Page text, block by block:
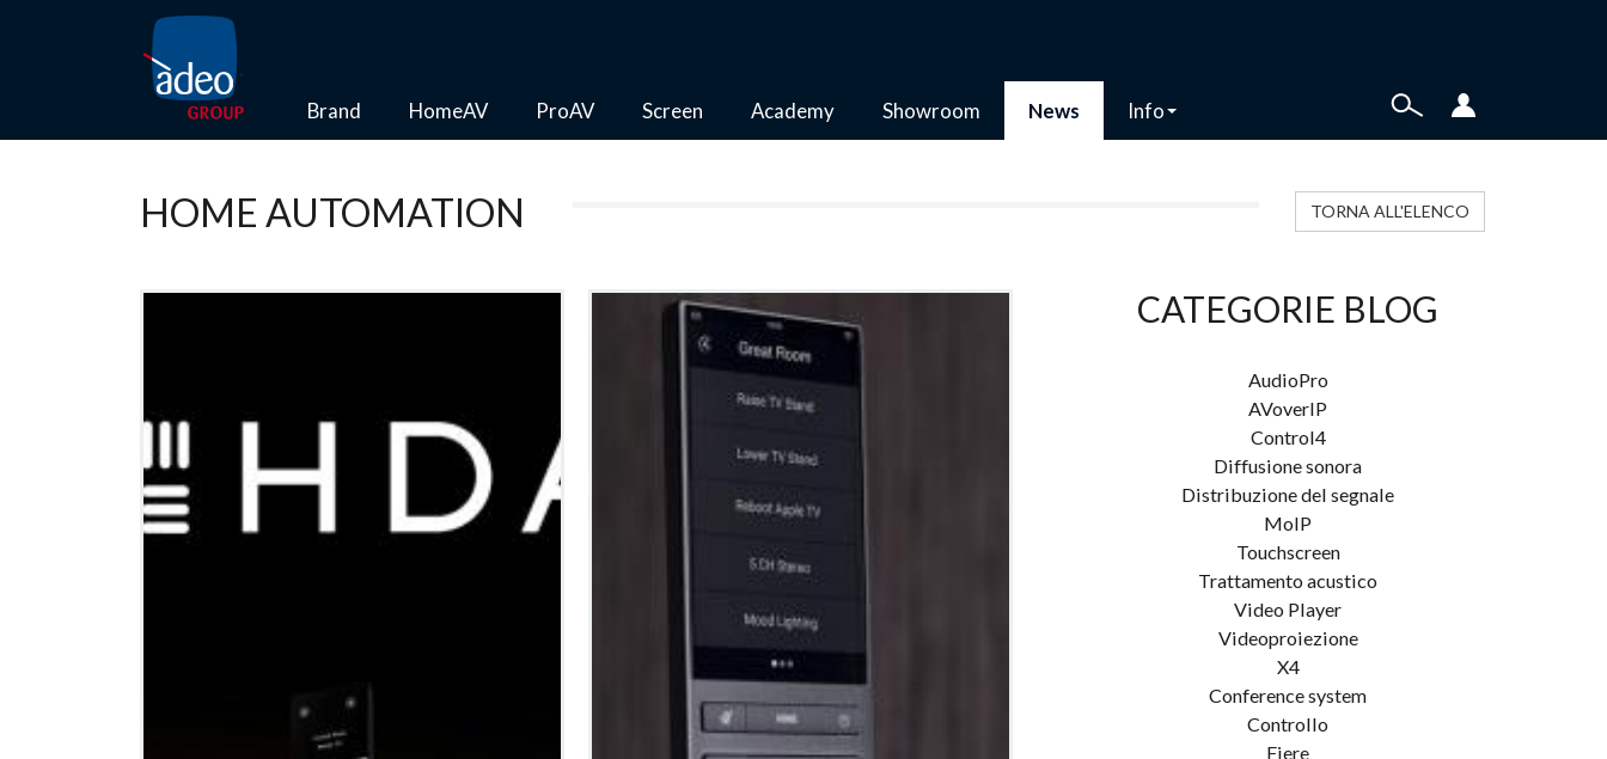
Brand HomeAV ProAV Screen Academy Showroom News Info
HOME AUTOMATION TORNA ALL'ELENCO
CATEGORIE BLOG
AudioPro
AVoverIP
Control4
Diffusione sonora
Distribuzione del segnale
MoIP
Touchscreen
Trattamento acustico
Video Player
Videoproiezione
X4
Conference system
Controllo
Fiere